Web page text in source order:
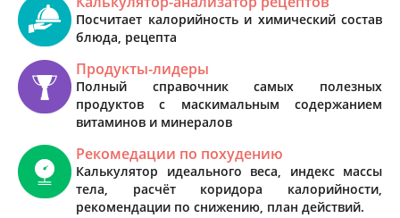
Посчитает калорийность и химический состав
блюда, рецепта
Продукты-лидеры
Полный справочник самых полезных
продуктов с маскимальным содержанием
витаминов и минералов
Рекомедации по похудению
Калькулятор идеального веса, индекс массы
тела, расчёт коридора калорийности,
рекомендации по снижению, план действий.